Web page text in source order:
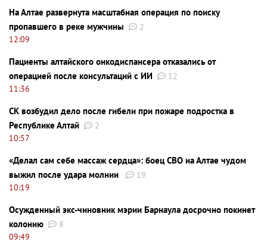
На Алтае развернута масштабная операция по поиску
пропавшего в реке мужчины
2
12:09
Пациенты алтайского онкодиспансера отказались от
операцией после консультаций с ИИ
12
11:36
СК возбудил дело после гибели при пожаре подростка в
Республике Алтай
2
10:57
«Делал сам себе массаж сердца»: боец СВО на Алтае чудом
выжил после удара молнии
19
10:19
Осужденный экс-чиновник мэрии Барнаула досрочно покинет
колонию
8
09:49